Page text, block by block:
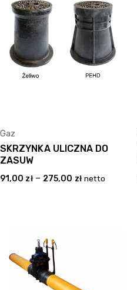
Gaz
SKRZYNKA ULICZNA DO
ZASUW
91,00 zł – 275,00 zł netto